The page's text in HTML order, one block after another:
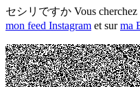
セシリですか Vous cherchez
mon feed Instagram et surma